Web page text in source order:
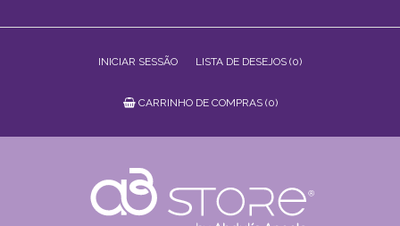
INICIAR SESSÃO LISTA DE DESEJOS (0)
CARRINHO DE COMPRAS (0)